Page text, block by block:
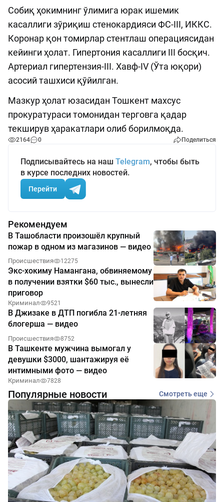
Собиқ ҳокимнинг ўлимига юрак ишемик
касаллиги зўриқиш стенокардияси ФС-III, ИККС.
Коронар қон томирлар стентлаш операциясидан
кейинги ҳолат. Гипертония касаллиги III босқич.
Артериал гипертензия-III. Хавф-IV (Ўта юқори)
асосий ташхиси қўйилган.
Мазкур ҳолат юзасидан Тошкент махсус
прокуратураси томонидан терговга қадар
текширув ҳаракатлари олиб борилмоқда.
2164 0 Поделиться
Подписывайтесь на наш Telegram, чтобы быть
в курсе последних новостей.
Перейти
Рекомендуем
В Ташобласти произошёл крупный
пожар в одном из магазинов — видео
Происшествия 12275
Экс-хокиму Намангана, обвиняемому
в получении взятки $60 тыс., вынесли
приговор
Криминал 9521
В Джизаке в ДТП погибла 21-летняя
блогерша — видео
Происшествия 8752
В Ташкенте мужчина вымогал у
девушки $3000, шантажируя её
интимными фото — видео
Криминал 7828
Популярные новости Смотреть еще